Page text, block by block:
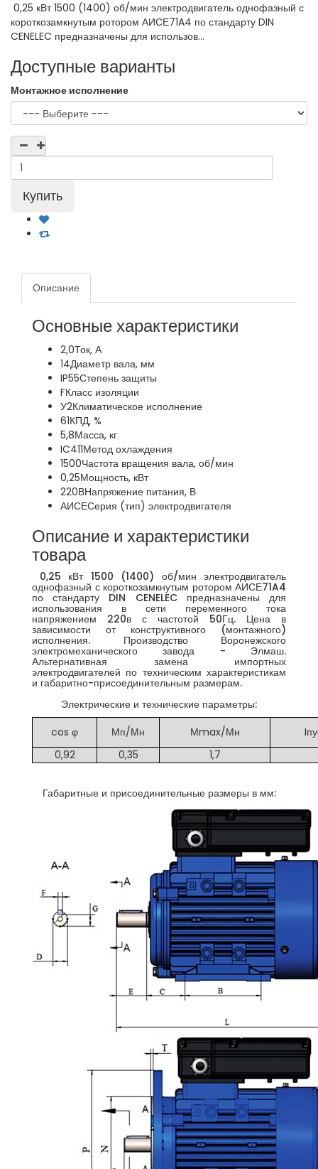
0,25 кВт 1500 (1400) об/мин электродвигатель однофазный с
короткозамкнутым ротором АИСЕ71A4 по стандарту DIN
CENELEC предназначены для использов...
Доступные варианты
Монтажное исполнение
Описание
Основные характеристики
2,0Ток, А
14Диаметр вала, мм
IP55Степень защиты
FКласс изоляции
У2Климатическое исполнение
61КПД, %
5,8Масса, кг
IC411Метод охлаждения
1500Частота вращения вала, об/мин
0,25Мощность, кВт
220ВНапряжение питания, В
АИСЕСерия (тип) электродвигателя
Описание и характеристики
товара
0,25 кВт 1500 (1400) об/мин электродвигатель
однофазный с короткозамкнутым ротором АИСЕ71A4
по стандарту DIN CENELEC предназначены для
использования в сети переменного тока
напряжением 220в с частотой 50Гц. Цена в
зависимости от конструктивного (монтажного)
исполнения. Производство Воронежского
электромеханического завода - Элмаш.
Альтернативная замена импортных
электродвигателей по техническим характеристикам
и габаритно-присоединительным размерам.
Электрические и технические параметры:
cos φ
Мп/Мн Мmax/Мн
0,92
0,35 1,7
Габаритные и присоединительные размеры в мм: